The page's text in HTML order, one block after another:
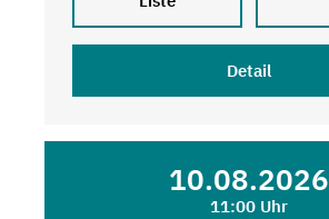
Detail
10.08.2026
11:00 Uhr